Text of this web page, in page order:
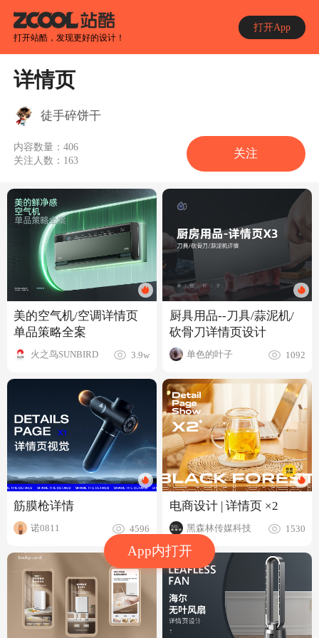
打开站酷，发现更好的设计！
打开App
App内打开
详情页
徒手碎饼干
内容数量：406
关注人数： 163
关注
美的空气机/空调详情页
单品策略全案
火之鸟SUNBIRD 3.9w
筋膜枪详情
诺0811 4596
厨具用品--刀具/蒜泥机/
砍骨刀详情页设计
单色的叶子 1092
电商设计 | 详情页 ×2
黑森林传媒科技 1530